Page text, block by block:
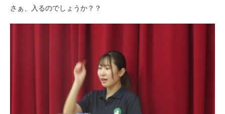
さぁ、入るのでしょうか？？